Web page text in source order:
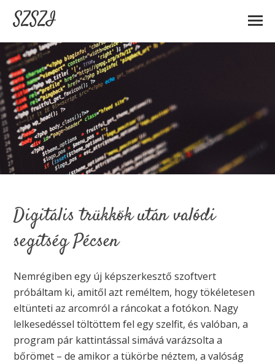
SZSZI
Digitális trükkök után valódi
segítség Pécsen
Nemrégiben egy új képszerkesztő szoftvert
próbáltam ki, amitől azt reméltem, hogy tökéletesen
eltünteti az arcomról a ráncokat a fotókon. Nagy
lelkesedéssel töltöttem fel egy szelfit, és valóban, a
program pár kattintással simává varázsolta a
bőrömet – de amikor a tükörbe néztem, a valóság